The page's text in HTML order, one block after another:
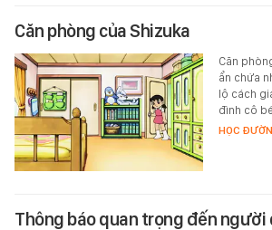
Căn phòng của Shizuka
Căn
ẩn chứa
lộ cách
đình cô
HỌC
Thông báo quan trọng đến